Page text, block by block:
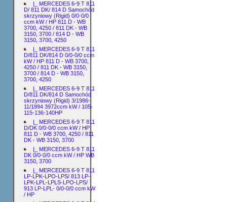
|_ MERCEDES 6-9 T 811
D/ 811 DK/ 814 D Samochód
skrzyniowy (Rigid) 0/0-0/0
ccm kW / HP 811 D - WB
3700, 4250 / 811 DK - WB
3150, 3700 / 814 D - WB
3150, 3700, 4250
|_ MERCEDES 6-9 T 811
D/811 DK/814 D 0/0-0/0 ccm
kW / HP 811 D - WB 3700,
4250 / 811 DK - WB 3150,
3700 / 814 D - WB 3150,
3700, 4250
|_ MERCEDES 6-9 T 811
D/811 DK/814 D Samochód
skrzyniowy (Rigid) 3/1986-
11/1994 3972ccm kW / 105-
115-136-140HP
|_ MERCEDES 6-9 T 811
D/DK 0/0-0/0 ccm kW / HP
811 D - WB 3700, 4250 / 811
DK - WB 3150, 3700
|_ MERCEDES 6-9 T 811
DK 0/0-0/0 ccm kW / HP WB
3150, 3700
|_ MERCEDES 6-9 T 811
LP-LPK-LPO-LPS/ 813 LP-
LPK-LPL-LPLS-LPO-LPS/
913 LP-LPL- 0/0-0/0 ccm kW
/ HP